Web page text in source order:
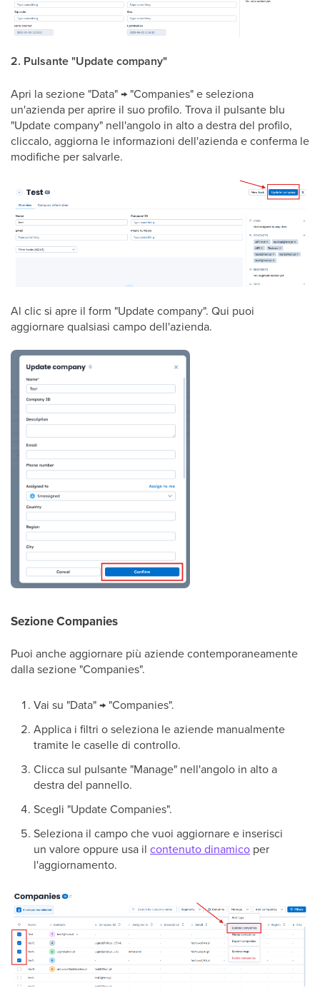
2. Pulsante "Update company"
Apri la sezione "Data" → "Companies" e seleziona
un'azienda per aprire il suo profilo. Trova il pulsante blu
"Update company" nell'angolo in alto a destra del profilo,
cliccalo, aggiorna le informazioni dell'azienda e conferma le
modifiche per salvarle.
Al clic si apre il form "Update company". Qui puoi
aggiornare qualsiasi campo dell'azienda.
Sezione Companies
Puoi anche aggiornare più aziende contemporaneamente
dalla sezione "Companies".
Vai su "Data" → "Companies".
Applica i filtri o seleziona le aziende manualmente
tramite le caselle di controllo.
Clicca sul pulsante "Manage" nell'angolo in alto a
destra del pannello.
Scegli "Update Companies".
Seleziona il campo che vuoi aggiornare e inserisci
un valore oppure usa il contenuto dinamico per
l'aggiornamento.